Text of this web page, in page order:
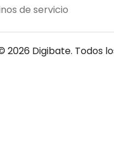
de servicio
2026 Digibate. Todos